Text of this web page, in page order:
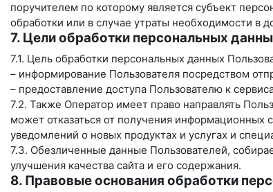
поручителем по которому является субъект
обработки или в случае утраты необходимости в
7. Цели обработки персональных
7.1. Цель обработки персональных данных
– информирование Пользователя посредством
– предоставление доступа Пользователю к
7.2. Также Оператор имеет право направлять
может отказаться от получения
уведомлений о новых продуктах и услугах и
7.3. Обезличенные данные Пользователей,
улучшения качества сайта и его содержания.
8. Правовые основания обработки